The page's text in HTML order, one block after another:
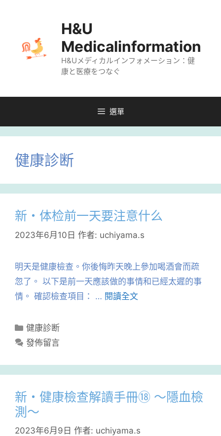
H&U
Medicalinformation
H&Uメディカルインフォメーション：健
康と医療をつなぐ
選單
健康診断
新・体检前一天要注意什么
2023年6月10日 作者: uchiyama.s
明天是健康檢查。你後悔昨天晚上參加喝酒會而疏
忽了。 以下是前一天應該做的事情和已經太遲的事
情。 確認檢查項目： … 閱讀全文
分
類
健康診断
發佈留言
新・健康檢查解讀手冊⑱ ～隱血檢
測～
2023年6月9日 作者: uchiyama.s